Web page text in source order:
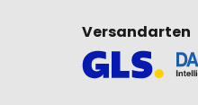
Versandarten